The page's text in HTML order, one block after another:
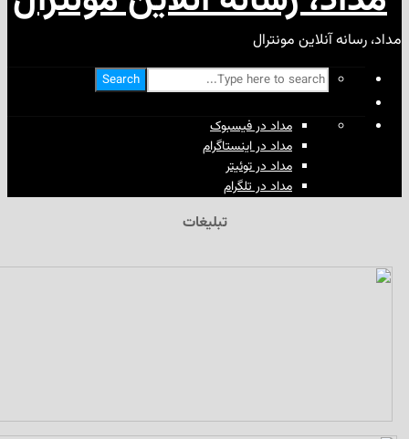
مونترال
Search
مداد در فیسبوک
مداد در اینستاگرام
مداد در توئیتر
مداد در تلگرام